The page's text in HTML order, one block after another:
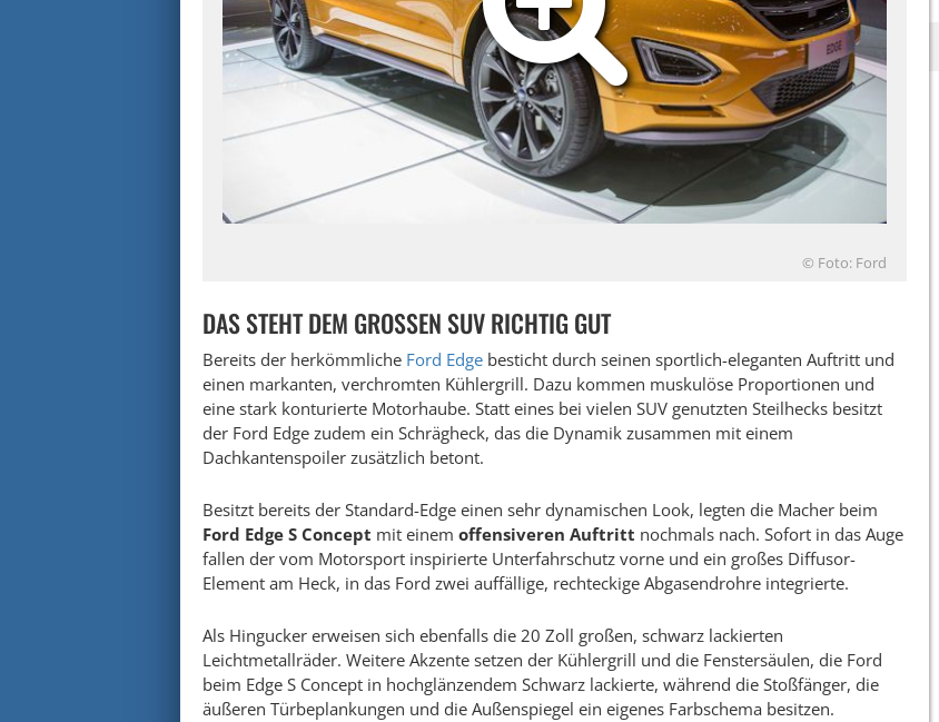
© Foto: Ford
DAS STEHT DEM GROSSEN SUV RICHTIG GUT
Bereits der herkömmliche Ford Edge besticht durch seinen sportlich-eleganten Auftritt und
einen markanten, verchromten Kühlergrill. Dazu kommen muskulöse Proportionen und
eine stark konturierte Motorhaube. Statt eines bei vielen SUV genutzten Steilhecks besitzt
der Ford Edge zudem ein Schrägheck, das die Dynamik zusammen mit einem
Dachkantenspoiler zusätzlich betont.
Besitzt bereits der Standard-Edge einen sehr dynamischen Look, legten die Macher beim
Ford Edge S Concept mit einem offensiveren Auftritt nochmals nach. Sofort in das Auge
fallen der vom Motorsport inspirierte Unterfahrschutz vorne und ein großes Diffusor-
Element am Heck, in das Ford zwei auffällige, rechteckige Abgasendrohre integrierte.
Als Hingucker erweisen sich ebenfalls die 20 Zoll großen, schwarz lackierten
Leichtmetallräder. Weitere Akzente setzen der Kühlergrill und die Fenstersäulen, die Ford
beim Edge S Concept in hochglänzendem Schwarz lackierte, während die Stoßfänger, die
äußeren Türbeplankungen und die Außenspiegel ein eigenes Farbschema besitzen.